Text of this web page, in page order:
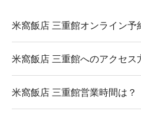
米窩飯店 三重館オンライン予
米窩飯店 三重館へのアクセス
米窩飯店 三重館営業時間は？